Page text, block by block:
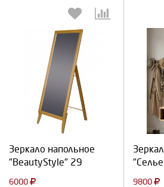
Зеркало напольное
"BeautyStyle" 29
6000
Выберите количество:
Отмена
9800